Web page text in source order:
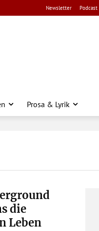
Newsletter
Prosa & Lyrik
die
Leben